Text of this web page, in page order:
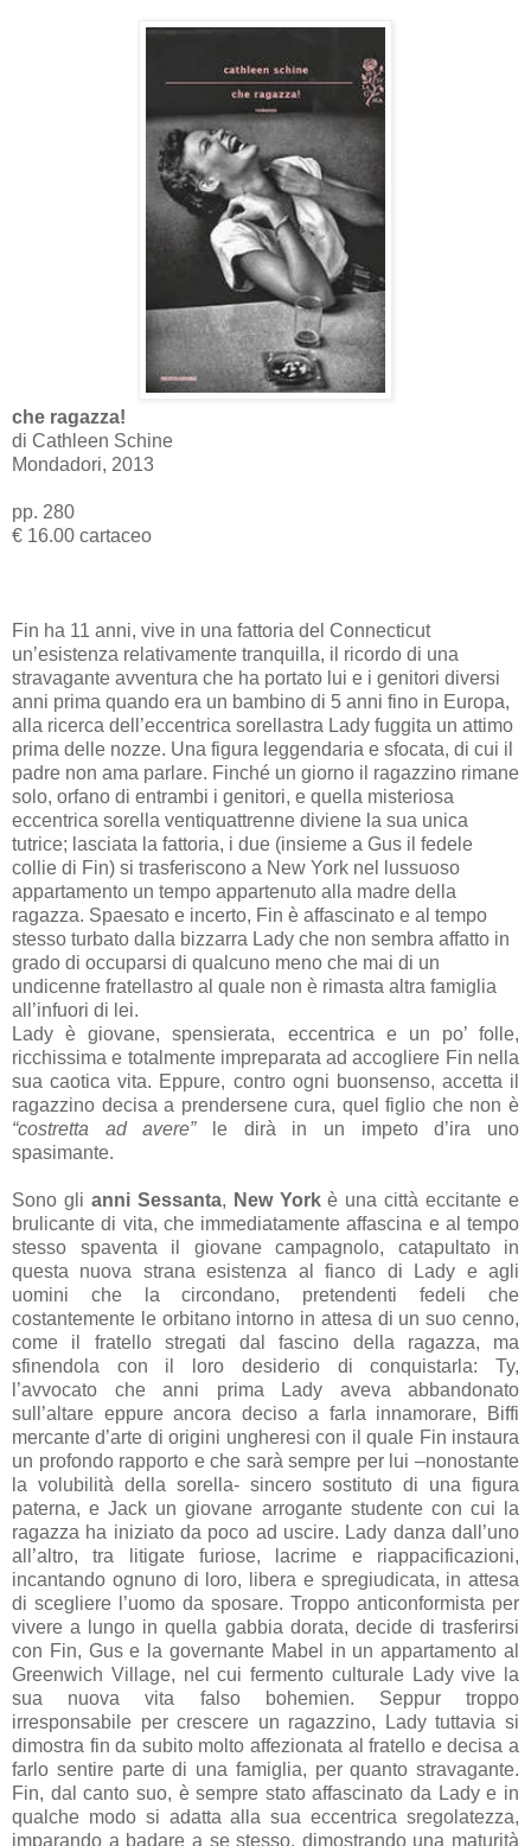
che ragazza!
di Cathleen Schine
Mondadori, 2013
pp. 280
€ 16.00 cartaceo
Fin ha 11 anni, vive in una fattoria del Connecticut
un’esistenza relativamente tranquilla, il ricordo di una
stravagante avventura che ha portato lui e i genitori diversi
anni prima quando era un bambino di 5 anni fino in Europa,
alla ricerca dell’eccentrica sorellastra Lady fuggita un attimo
prima delle nozze. Una figura leggendaria e sfocata, di cui il
padre non ama parlare. Finché un giorno il ragazzino rimane
solo, orfano di entrambi i genitori, e quella misteriosa
eccentrica sorella ventiquattrenne diviene la sua unica
tutrice; lasciata la fattoria, i due (insieme a Gus il fedele
collie di Fin) si trasferiscono a New York nel lussuoso
appartamento un tempo appartenuto alla madre della
ragazza. Spaesato e incerto, Fin è affascinato e al tempo
stesso turbato dalla bizzarra Lady che non sembra affatto in
grado di occuparsi di qualcuno meno che mai di un
undicenne fratellastro al quale non è rimasta altra famiglia
all’infuori di lei.
Lady è giovane, spensierata, eccentrica e un po’ folle,
ricchissima e totalmente impreparata ad accogliere Fin nella
sua caotica vita. Eppure, contro ogni buonsenso, accetta il
ragazzino decisa a prendersene cura, quel figlio che non è
“costretta ad avere”le dirà in un impeto d’ira uno
spasimante.
Sono gli anni Sessanta, New Yorkè una città eccitante e
brulicante di vita, che immediatamente affascina e al tempo
stesso spaventa il giovane campagnolo, catapultato in
questa nuova strana esistenza al fianco di Lady e agli
uomini che la circondano, pretendenti fedeli che
costantemente le orbitano intorno in attesa di un suo cenno,
come il fratello stregati dal fascino della ragazza, ma
sfinendola con il loro desiderio di conquistarla: Ty,
l’avvocato che anni prima Lady aveva abbandonato
sull’altare eppure ancora deciso a farla innamorare, Biffi
mercante d’arte di origini ungheresi con il quale Fin instaura
un profondo rapporto e che sarà sempre per lui –nonostante
la volubilità della sorella- sincero sostituto di una figura
paterna, e Jack un giovane arrogante studente con cui la
ragazza ha iniziato da poco ad uscire. Lady danza dall’uno
all’altro, tra litigate furiose, lacrime e riappacificazioni,
incantando ognuno di loro, libera e spregiudicata, in attesa
di scegliere l’uomo da sposare. Troppo anticonformista per
vivere a lungo in quella gabbia dorata, decide di trasferirsi
con Fin, Gus e la governante Mabel in un appartamento al
Greenwich Village, nel cui fermento culturale Lady vive la
sua nuova vita falso bohemien. Seppur troppo
irresponsabile per crescere un ragazzino, Lady tuttavia si
dimostra fin da subito molto affezionata al fratello e decisa a
farlo sentire parte di una famiglia, per quanto stravagante.
Fin, dal canto suo, è sempre stato affascinato da Lady e in
qualche modo si adatta alla sua eccentrica sregolatezza,
imparando a badare a se stesso, dimostrando una maturità